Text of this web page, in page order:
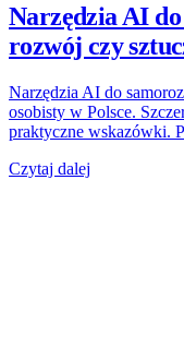
Narzędzia AI
rozwój czy
Narzędzia AI do
osobisty w Polsce.
praktyczne wskazówki.
Czytaj dalej